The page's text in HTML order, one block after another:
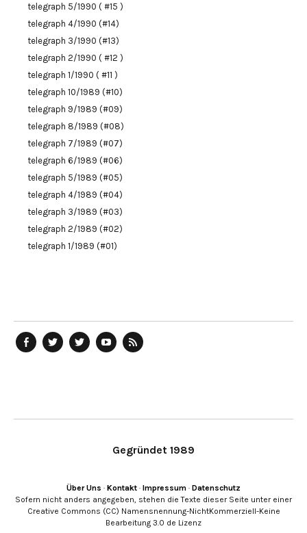
telegraph 5/1990 ( #15 )
telegraph 4/1990 (#14)
telegraph 3/1990 (#13)
telegraph 2/1990 ( #12 )
telegraph 1/1990 ( #11 )
telegraph 10/1989 (#10)
telegraph 9/1989 (#09)
telegraph 8/1989 (#08)
telegraph 7/1989 (#07)
telegraph 6/1989 (#06)
telegraph 5/1989 (#05)
telegraph 4/1989 (#04)
telegraph 3/1989 (#03)
telegraph 2/1989 (#02)
telegraph 1/1989 (#01)
Gegründet 1989
Über Uns · Kontakt · Impressum · Datenschutz
Sofern nicht anders angegeben, stehen die Texte dieser Seite unter einer
Creative Commons (CC) Namensnennung-NichtKommerziell-Keine
Bearbeitung 3.0 de Lizenz